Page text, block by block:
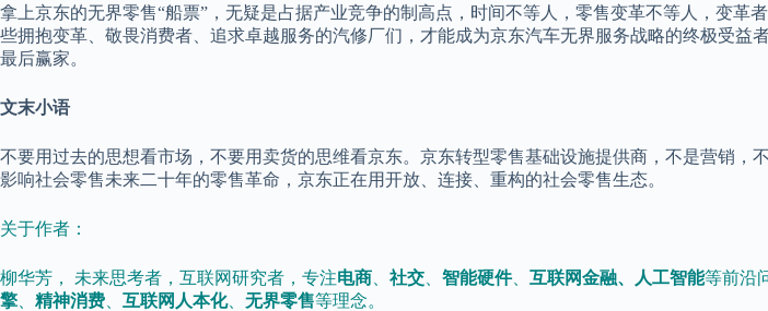
拿上京东的无界零售“船票”，无疑是占据产业竞争的制高点，时间不等人，零售变革不等人，变革
些拥抱变革、敬畏消费者、追求卓越服务的汽修厂们，才能成为京东汽车无界服务战略的终极受益
最后赢家。
文末小语
不要用过去的思想看市场，不要用卖货的思维看京东。京东转型零售基础设施提供商，不是营销，
影响社会零售未来二十年的零售革命，京东正在用开放、连接、重构的社会零售生态。
关于作者：
柳华芳， 未来思考者，互联网研究者，专注电商 社交 智能硬件、 互联网金融、人工智能等前沿
擎
精神消费 互联网人本化、 无界零售等理念。